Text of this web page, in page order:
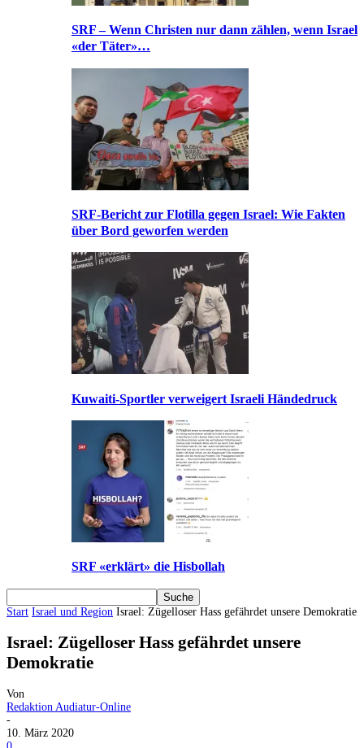
SRF – Wenn Christen nur dann zählen, wenn Israel
«der Täter»…
SRF-Bericht zur Flotilla gegen Israel: Wie Fakten
über Bord geworfen werden
Kuwaiti-Sportler verweigert Israeli Händedruck
SRF «erklärt» die Hisbollah
Start Israel und Region Israel: Zügelloser Hass gefährdet unsere Demokratie
Israel: Zügelloser Hass gefährdet unsere
Demokratie
Von
Redaktion Audiatur-Online
-
10. März 2020